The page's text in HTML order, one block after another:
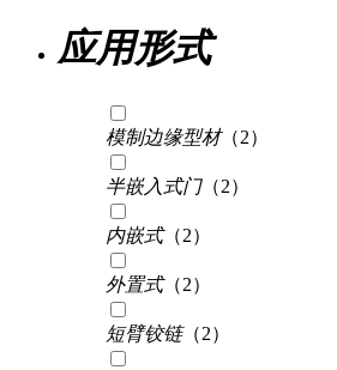
应用形式
模制边缘型材（2）
半嵌入式门（2）
内嵌式（2）
外置式（2）
短臂铰链（2）